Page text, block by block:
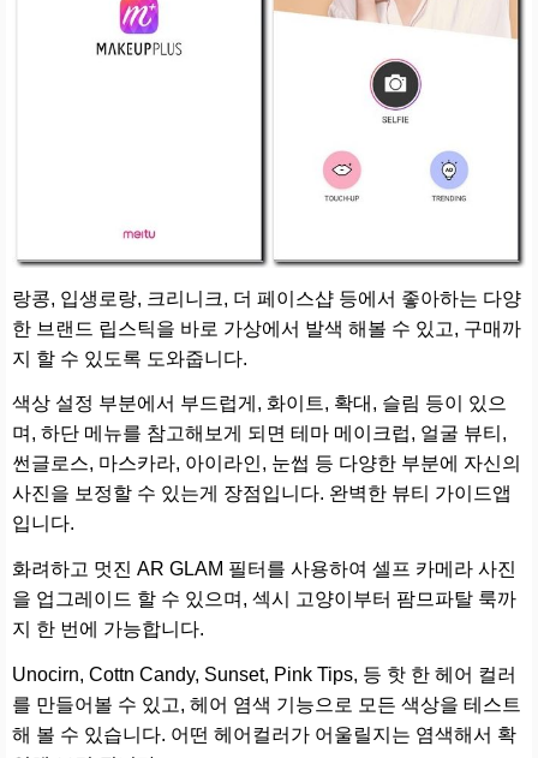
랑콩, 입생로랑, 크리니크, 더 페이스샵 등에서 좋아하는 다양
한 브랜드 립스틱을 바로 가상에서 발색 해볼 수 있고, 구매까
지 할 수 있도록 도와줍니다.
색상 설정 부분에서 부드럽게, 화이트, 확대, 슬림 등이 있으
며, 하단 메뉴를 참고해보게 되면 테마 메이크럽, 얼굴 뷰티,
썬글로스, 마스카라, 아이라인, 눈썹 등 다양한 부분에 자신의
사진을 보정할 수 있는게 장점입니다. 완벽한 뷰티 가이드앱
입니다.
화려하고 멋진 AR GLAM 필터를 사용하여 셀프 카메라 사진
을 업그레이드 할 수 있으며, 섹시 고양이부터 팜므파탈 룩까
지 한 번에 가능합니다.
Unocirn, Cottn Candy, Sunset, Pink Tips, 등 핫 한 헤어 컬러
를 만들어볼 수 있고, 헤어 염색 기능으로 모든 색상을 테스트
해 볼 수 있습니다. 어떤 헤어컬러가 어울릴지는 염색해서 확